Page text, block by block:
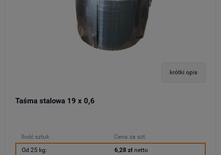
krótki opis
Taśma stalowa 19 x 0,6
Ilość sztuk
Cena za szt.
Od 25 kg:
6,28 złnetto